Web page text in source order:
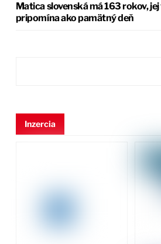
Matica slovenská má 163 rokov, jej
pripomína ako pamätný deň
Inzercia